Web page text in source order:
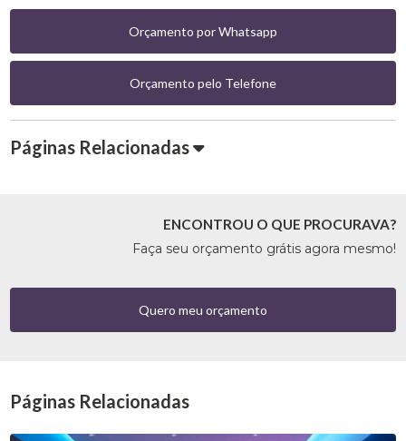
Orçamento por Whatsapp
Orçamento pelo Telefone
Páginas Relacionadas
ENCONTROU O QUE PROCURAVA?
Faça seu orçamento grátis agora mesmo!
Quero meu orçamento
Páginas Relacionadas